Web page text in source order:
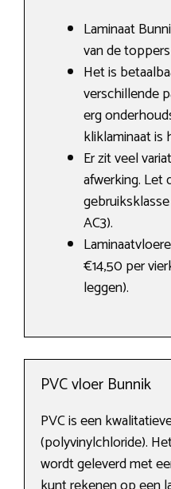
Laminaat
van de
Het is
verschillende
erg
kliklaminaat is
Er zit veel
afwerking. Let
gebruiksklasse
AC3).
€14,50 per
leggen).
PVC vloer Bunnik
PVC is een
(polyvinylchloride).
wordt geleverd met